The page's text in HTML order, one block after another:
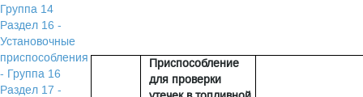
Группа 14
Раздел 16 -
Установочные
приспособления
- Группа 16
Раздел 17 -
Приспособление
для проверки